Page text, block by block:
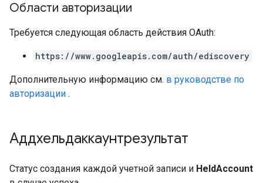
Области авторизации
Требуется следующая область действия OAuth:
https://www.googleapis.com/auth/ediscovery
Дополнительную информацию см. в руководстве по
авторизации .
Аддхельдаккаунтрезультат
Статус создания каждой учетной записи и HeldAccount